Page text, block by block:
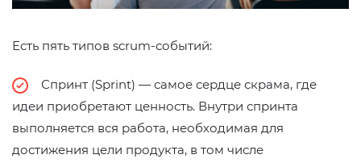
Есть пять типов scrum-событий:
Спринт (Sprint) — самое сердце скрама, где
идеи приобретают ценность. Внутри спринта
выполняется вся работа, необходимая для
достижения цели продукта, в том числе